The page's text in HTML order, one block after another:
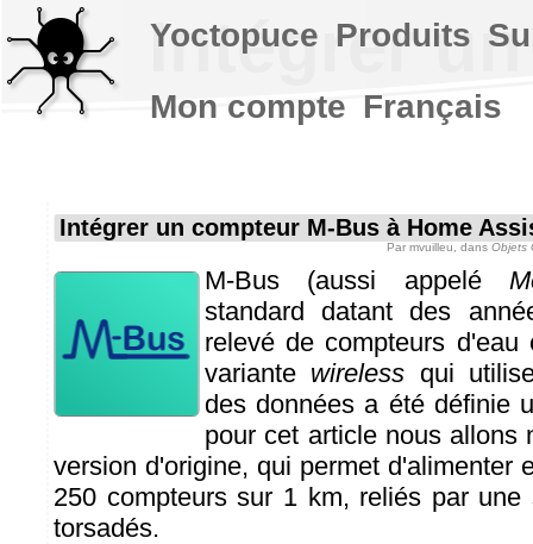
Intégrer
Intégrer un compteur M-Bus à Home
Par mvuilleu , dans Objets
M-Bus (aussi appelé
standard datant des
relevé de compteurs d'eau
variante wireless qui
des données a été définie
pour cet article nous allons
version d'origine, qui permet d'alimenter
250 compteurs sur 1 km, reliés par
torsadés.
Yoctopuce Produits
Mon compte Français